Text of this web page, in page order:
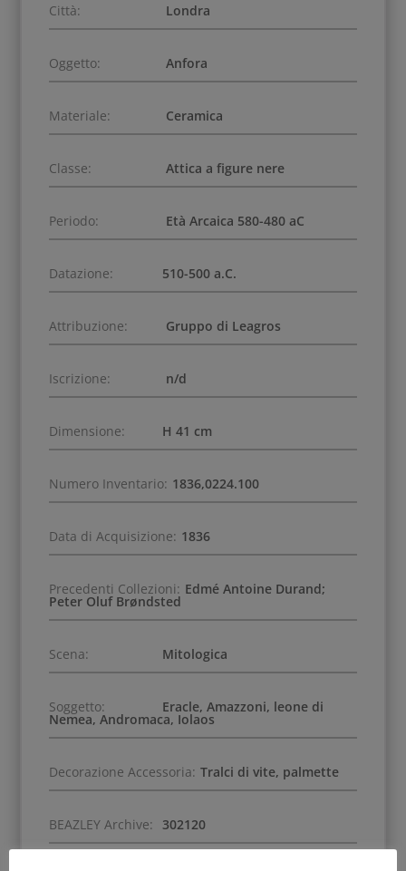
Città: Londra
Oggetto: Anfora
Materiale: Ceramica
Classe: Attica a figure nere
Periodo: Età Arcaica 580-480 aC
Datazione: 510-500 a.C.
Attribuzione: Gruppo di Leagros
Iscrizione: n/d
Dimensione: H 41 cm
Numero Inventario: 1836,0224.100
Data di Acquisizione: 1836
Precedenti Collezioni: Edmé Antoine Durand;
Peter Oluf Brøndsted
Scena: Mitologica
Soggetto: Eracle, Amazzoni, leone di
Nemea, Andromaca, Iolaos
Decorazione Accessoria: Tralci di vite, palmette
BEAZLEY Archive: 302120